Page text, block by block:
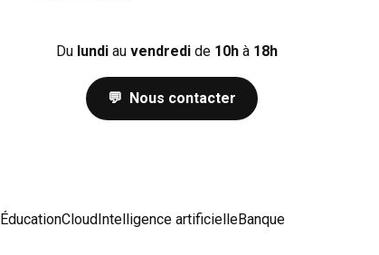
Du lundi au vendredi de 10h à 18h
💬 Nous contacter
ÉducationCloudIntelligence artificielleBanque